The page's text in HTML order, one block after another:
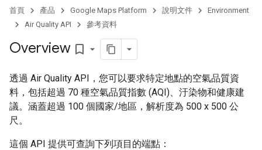
首頁 產品 Google Maps Platform 說明文件
Environment
Air Quality API
參考資料
Overview bookmark_border
透過 Air Quality API，您可以要求特定地點的空氣品質資
料，包括超過 70 種空氣品質指數 (AQI)、汙染物和健康建
議。涵蓋超過 100 個國家/地區，解析度為 500 x 500 公
尺。
這個 API 提供可查詢下列項目的端點：